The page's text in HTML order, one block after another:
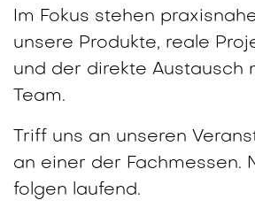
Im Fokus stehen
unsere Produkte, reale
und der direkte Austausch
Team.
Triff uns an unseren
an einer der Fachmessen.
folgen laufend.